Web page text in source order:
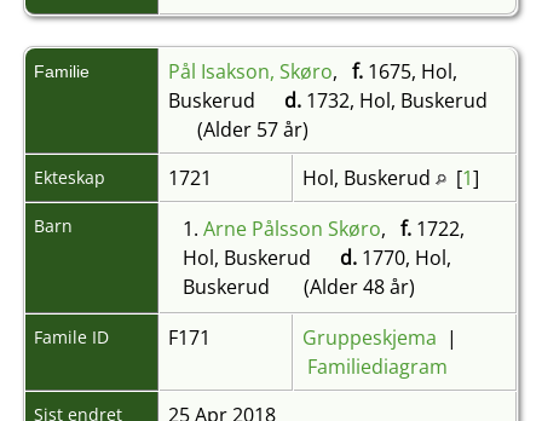
Familie Pål Isakson, Skøro, f.1675, Hol,
Buskerud
d.1732, Hol, Buskerud
(Alder 57 år)
Ekteskap 1721 Hol, Buskerud [1]
Barn 1. Arne Pålsson Skøro, f.1722,
Hol, Buskerud
d.1770, Hol,
Buskerud
(Alder 48 år)
Famile ID F171 Gruppeskjema |
Familiediagram
Sist endret 25 Apr 2018